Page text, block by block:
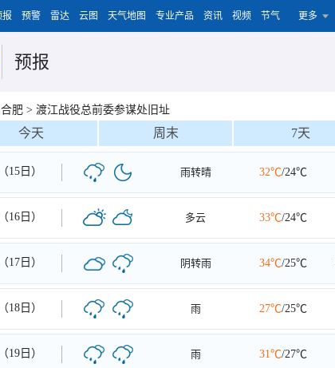
报 预警 雷达 云图 天气地图 专业产品 资讯 视频 节气 更多
预报
合肥 > 渡江战役总前委参谋处旧址
今天 周末 7天
15日） 雨转晴 32℃/24℃
16日） 多云 33℃/24℃
17日） 阴转雨 34℃/25℃
18日） 雨 27℃/25℃
19日） 雨 31℃/27℃